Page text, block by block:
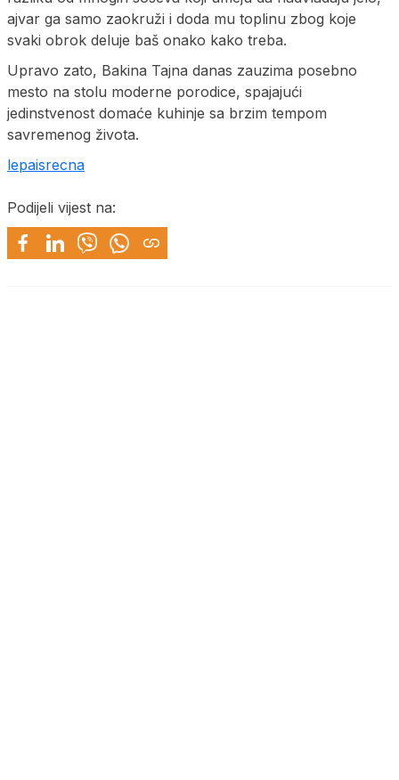
ajvar ga samo zaokruži i doda mu toplinu zbog koje
svaki obrok deluje baš onako kako treba.
Upravo zato, Bakina Tajna danas zauzima posebno
mesto na stolu moderne porodice, spajajući
jedinstvenost domaće kuhinje sa brzim tempom
savremenog života.
lepaisrecna
Podijeli vijest na: